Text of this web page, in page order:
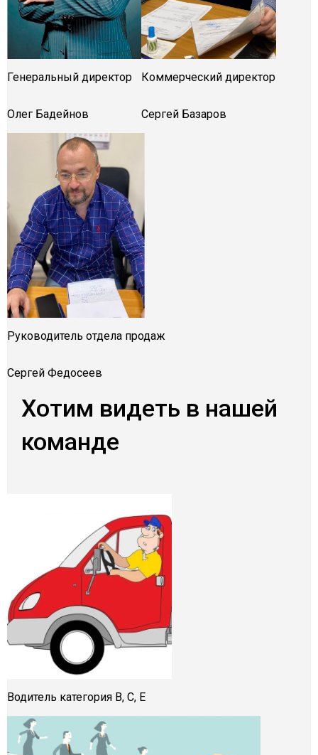
Генеральный директор
Олег Бадейнов
Коммерческий директор
Сергей Базаров
Руководитель отдела продаж
Сергей Федосеев
Хотим видеть в нашей
команде
Водитель категория B, C, E